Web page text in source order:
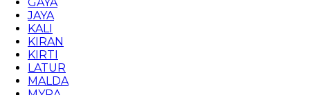
JAYA
KALI
KIRAN
KIRTI
LATUR
MALDA